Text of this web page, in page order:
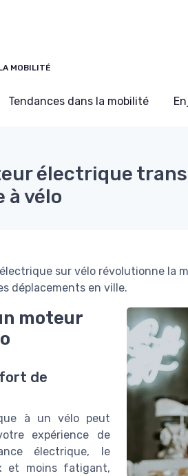
MOBILITÉ
Tendances dans la mobilité
électrique
à vélo
sur vélo révolutionne la
déplacements en ville.
moteur
de
à un vélo peut
expérience de
électrique, le
et moins fatigant,